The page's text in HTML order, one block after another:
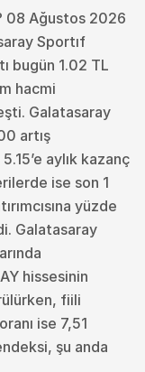
08 Ağustos 2026
Sportıf
bugün 1.02 TL
hacmi
Galatasaray
artış
aylık kazanç
ise son 1
yüzde
Galatasaray
hissesinin
fiili
ise 7,51
şu anda